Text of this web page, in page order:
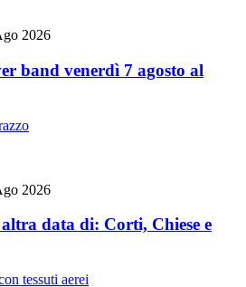
2026
band venerdì 7 agosto al
2026
data di: Corti, Chiese e